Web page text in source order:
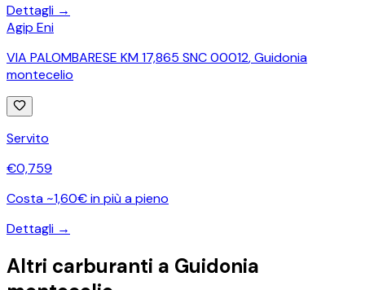
Dettagli →
Agip Eni
VIA PALOMBARESE KM 17,865 SNC 00012,Guidonia
montecelio
Servito
€0,759
Costa ~1,60€ in più a pieno
Dettagli →
Altri carburanti a Guidonia